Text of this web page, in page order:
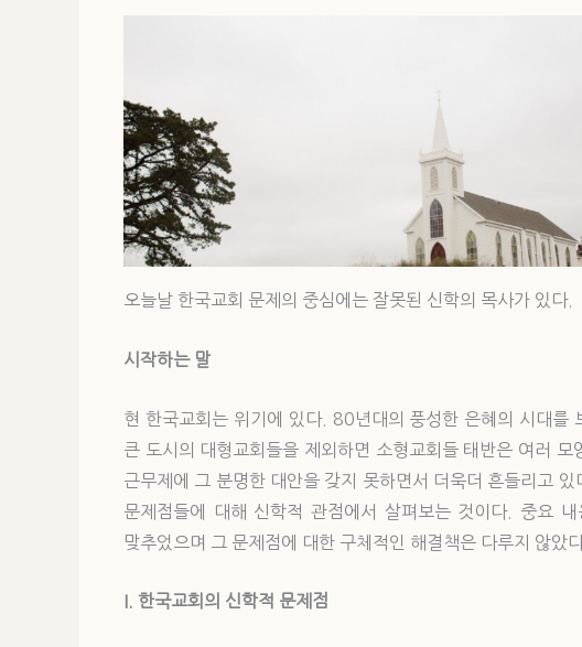
오늘날 한국교회 문제의 중심에는 잘못된 신학의 목사가 있다.
시작하는 말
현 한국교회는 위기에 있다. 80년대의 풍성한 은혜의 시대를
큰 도시의 대형교회들을 제외하면 소형교회들 태반은 여러
근무제에 그 분명한 대안을 갖지 못하면서 더욱더 흔들리고
문제점들에 대해 신학적 관점에서 살펴보는 것이다. 중요
맞추었으며 그 문제점에 대한 구체적인 해결책은 다루지 않았
I. 한국교회의 신학적 문제점